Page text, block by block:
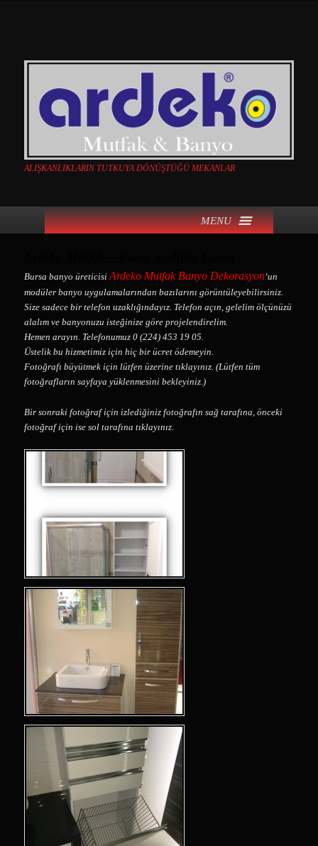
ALIŞKANLIKLARIN TUTKUYA DÖNÜŞTÜĞÜ MEKANLAR
Ana menü
Birincil içeriğe geç
İkincil içeriğe geç MENU
Bursa banyo üreticisiArdeko Mutfak Banyo Dekorasyon‘un
modüler banyo uygulamalarından bazılarını görüntüleyebilirsiniz.
Size sadece bir telefon uzaklığındayız. Telefon açın, gelelim ölçünüzü
alalım ve banyonuzu isteğinize göre projelendirelim.
Hemen arayın. Telefonumuz 0 (224) 453 19 05.
Üstelik bu hizmetimiz için hiç bir ücret ödemeyin.
Fotoğrafı büyütmek için lütfen üzerine tıklayınız. (Lütfen tüm
fotoğrafların sayfaya yüklenmesini bekleyiniz.)
Bir sonraki fotoğraf için izlediğiniz fotoğrafın sağ tarafına, önceki
fotoğraf için ise sol tarafına tıklayınız.